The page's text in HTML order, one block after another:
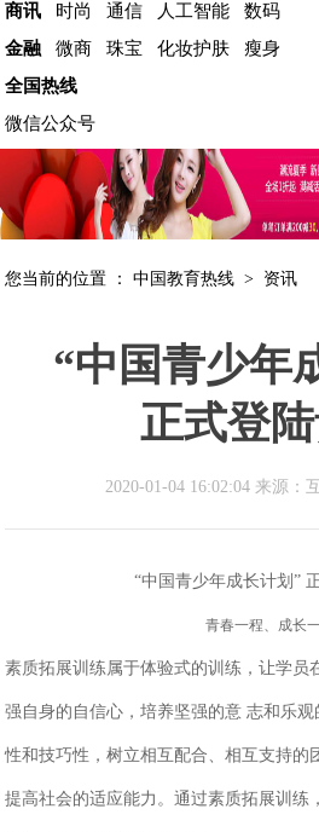
商讯
时尚 通信 人工智能
数码
金融
微商 珠宝 化妆护肤
瘦身
全国热线
微信公众号
您当前的位置 ：中国教育热线 > 资讯
“中国青少年
正式登
2020-01-04 16:02:04 来源：
“中国青少年成长计划”
青春一程、成长
素质拓展训练属于体验式的训练，让学员
强自身的自信心，培养坚强的意 志和乐
性和技巧性，树立相互配合、相互支持的
提高社会的适应能力。通过素质拓展训练